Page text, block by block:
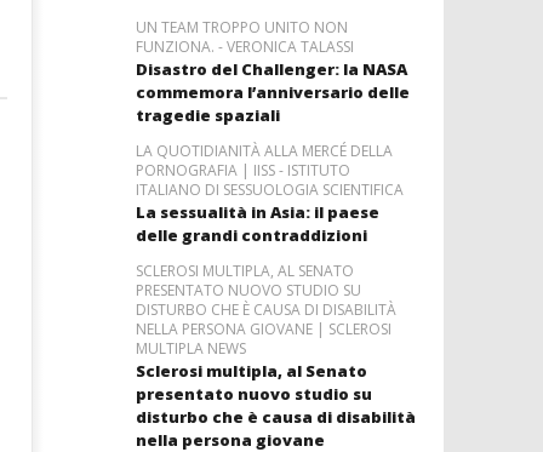
UN TEAM TROPPO UNITO NON
FUNZIONA. - VERONICA TALASSI
Disastro del Challenger: la NASA
commemora l’anniversario delle
tragedie spaziali
LA QUOTIDIANITÀ ALLA MERCÉ DELLA
PORNOGRAFIA | IISS - ISTITUTO
ITALIANO DI SESSUOLOGIA SCIENTIFICA
La sessualità in Asia: il paese
delle grandi contraddizioni
SCLEROSI MULTIPLA, AL SENATO
PRESENTATO NUOVO STUDIO SU
DISTURBO CHE È CAUSA DI DISABILITÀ
NELLA PERSONA GIOVANE | SCLEROSI
MULTIPLA NEWS
Sclerosi multipla, al Senato
presentato nuovo studio su
disturbo che è causa di disabilità
nella persona giovane